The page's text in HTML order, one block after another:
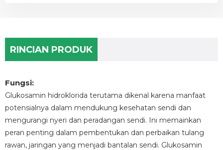
RINCIAN PRODUK
Fungsi:
Glukosamin hidroklorida terutama dikenal karena manfaat
potensialnya dalam mendukung kesehatan sendi dan
mengurangi nyeri dan peradangan sendi. Ini memainkan
peran penting dalam pembentukan dan perbaikan tulang
rawan, jaringan yang menjadi bantalan sendi. Glukosamin